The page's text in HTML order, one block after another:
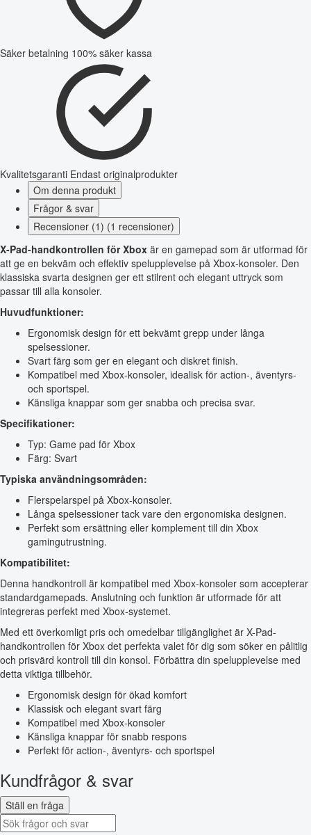
Säker betalning 100% säker kassa
Kvalitetsgaranti Endast originalprodukter
Om denna produkt
Frågor & svar
Recensioner (1) (1 recensioner)
X-Pad-handkontrollen för Xbox är en gamepad som är utformad för
att ge en bekväm och effektiv spelupplevelse på Xbox-konsoler. Den
klassiska svarta designen ger ett stilrent och elegant uttryck som
passar till alla konsoler.
Huvudfunktioner:
Ergonomisk design för ett bekvämt grepp under långa
spelsessioner.
Svart färg som ger en elegant och diskret finish.
Kompatibel med Xbox-konsoler, idealisk för action-, äventyrs-
och sportspel.
Känsliga knappar som ger snabba och precisa svar.
Specifikationer:
Typ: Game pad för Xbox
Färg: Svart
Typiska användningsområden:
Flerspelarspel på Xbox-konsoler.
Långa spelsessioner tack vare den ergonomiska designen.
Perfekt som ersättning eller komplement till din Xbox
gamingutrustning.
Kompatibilitet:
Denna handkontroll är kompatibel med Xbox-konsoler som accepterar
standardgamepads. Anslutning och funktion är utformade för att
integreras perfekt med Xbox-systemet.
Med ett överkomligt pris och omedelbar tillgänglighet är X-Pad-
handkontrollen för Xbox det perfekta valet för dig som söker en pålitlig
och prisvärd kontroll till din konsol. Förbättra din spelupplevelse med
detta viktiga tillbehör.
Ergonomisk design för ökad komfort
Klassisk och elegant svart färg
Kompatibel med Xbox-konsoler
Känsliga knappar för snabb respons
Perfekt för action-, äventyrs- och sportspel
Kundfrågor & svar
Ställ en fråga